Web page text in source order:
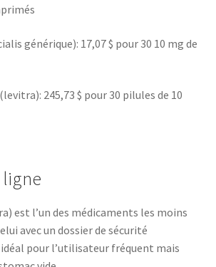
générique): 17,07 $ pour 30 10 mg de
245,73 $ pour 30 pilules de 10
ligne
est l’un des médicaments les moins
avec un dossier de sécurité
pour l’utilisateur fréquent mais